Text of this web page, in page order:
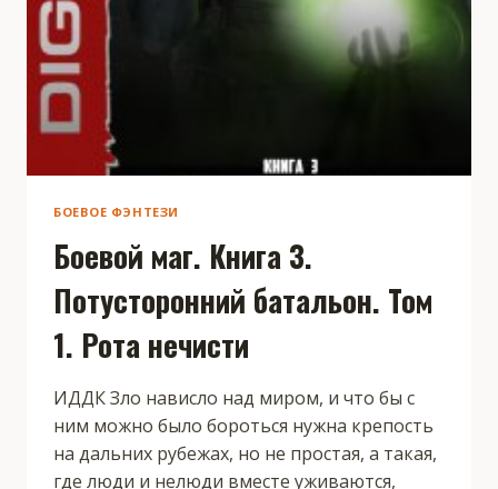
БОЕВОЕ ФЭНТЕЗИ
Боевой маг. Книга 3.
Потусторонний батальон. Том
1. Рота нечисти
ИДДК Зло нависло над миром, и что бы с
ним можно было бороться нужна крепость
на дальних рубежах, но не простая, а такая,
где люди и нелюди вместе уживаются,